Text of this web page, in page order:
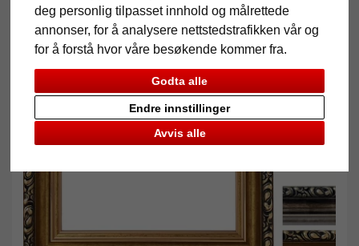
deg personlig tilpasset innhold og målrettede
annonser, for å analysere nettstedstrafikken vår og
for å forstå hvor våre besøkende kommer fra.
Godta alle
Avvis alle
Endre innstillinger
Tilbake